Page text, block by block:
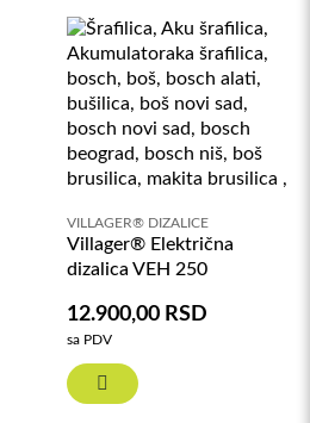
VILLAGER® DIZALICE
Villager® Električna
dizalica VEH 250
12.900,00 RSD
sa PDV